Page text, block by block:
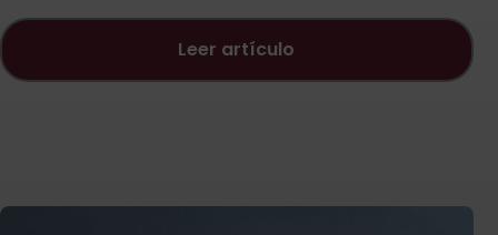
leer artículo